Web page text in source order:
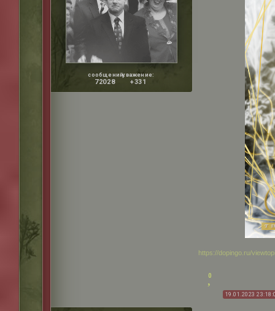
сообщений:
72028
уважение:
+331
https://dopingo.ru/
0
19.01.2023